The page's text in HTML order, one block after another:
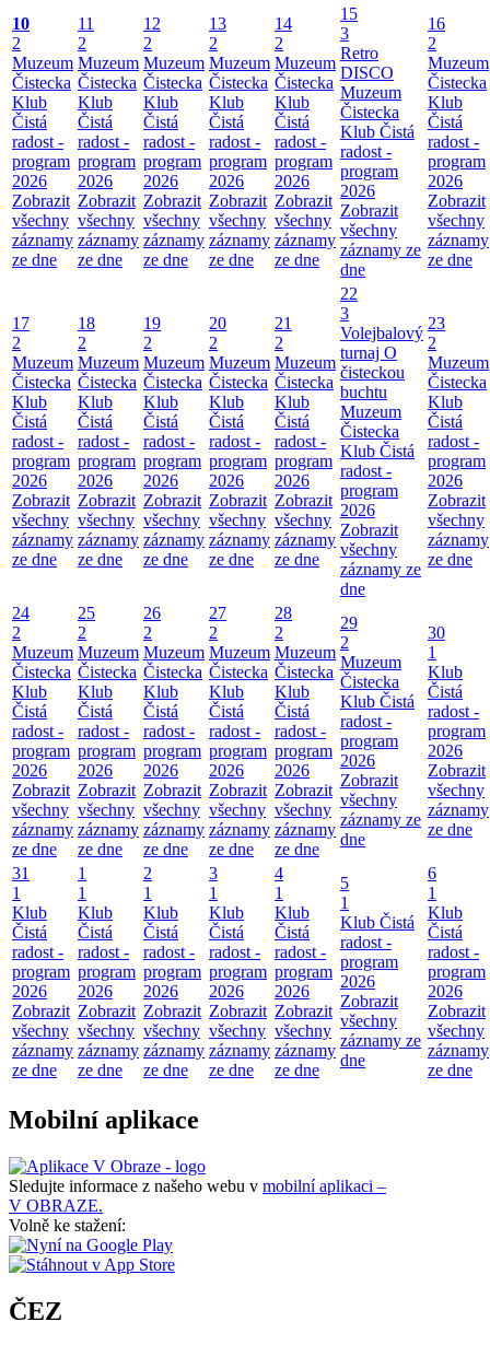
10
2
Muzeum
Čistecka
Klub
Čistá
radost -
program
2026
Zobrazit
všechny
záznamy
ze dne
11
2
Muzeum
Čistecka
Klub
Čistá
radost -
program
2026
Zobrazit
všechny
záznamy
ze dne
12
2
Muzeum
Čistecka
Klub
Čistá
radost -
program
2026
Zobrazit
všechny
záznamy
ze dne
13
2
Muzeum
Čistecka
Klub
Čistá
radost -
program
2026
Zobrazit
všechny
záznamy
ze dne
14
2
Muzeum
Čistecka
Klub
Čistá
radost -
program
2026
Zobrazit
všechny
záznamy
ze dne
15
3
Retro
DISCO
Muzeum
Čistecka
Klub Čistá
radost -
program
2026
Zobrazit
všechny
záznamy ze
dne
16
2
Muzeum
Čistecka
Klub
Čistá
radost -
program
2026
Zobrazit
všechny
záznamy
ze dne
17
2
Muzeum
Čistecka
Klub
Čistá
radost -
program
2026
Zobrazit
všechny
záznamy
ze dne
18
2
Muzeum
Čistecka
Klub
Čistá
radost -
program
2026
Zobrazit
všechny
záznamy
ze dne
19
2
Muzeum
Čistecka
Klub
Čistá
radost -
program
2026
Zobrazit
všechny
záznamy
ze dne
20
2
Muzeum
Čistecka
Klub
Čistá
radost -
program
2026
Zobrazit
všechny
záznamy
ze dne
21
2
Muzeum
Čistecka
Klub
Čistá
radost -
program
2026
Zobrazit
všechny
záznamy
ze dne
22
3
Volejbalový
turnaj O
čisteckou
buchtu
Muzeum
Čistecka
Klub Čistá
radost -
program
2026
Zobrazit
všechny
záznamy ze
dne
23
2
Muzeum
Čistecka
Klub
Čistá
radost -
program
2026
Zobrazit
všechny
záznamy
ze dne
24
2
Muzeum
Čistecka
Klub
Čistá
radost -
program
2026
Zobrazit
všechny
záznamy
ze dne
25
2
Muzeum
Čistecka
Klub
Čistá
radost -
program
2026
Zobrazit
všechny
záznamy
ze dne
26
2
Muzeum
Čistecka
Klub
Čistá
radost -
program
2026
Zobrazit
všechny
záznamy
ze dne
27
2
Muzeum
Čistecka
Klub
Čistá
radost -
program
2026
Zobrazit
všechny
záznamy
ze dne
28
2
Muzeum
Čistecka
Klub
Čistá
radost -
program
2026
Zobrazit
všechny
záznamy
ze dne
29
2
Muzeum
Čistecka
Klub Čistá
radost -
program
2026
Zobrazit
všechny
záznamy ze
dne
30
1
Klub
Čistá
radost -
program
2026
Zobrazit
všechny
záznamy
ze dne
31
1
Klub
Čistá
radost -
program
2026
Zobrazit
všechny
záznamy
ze dne
1
1
Klub
Čistá
radost -
program
2026
Zobrazit
všechny
záznamy
ze dne
2
1
Klub
Čistá
radost -
program
2026
Zobrazit
všechny
záznamy
ze dne
3
1
Klub
Čistá
radost -
program
2026
Zobrazit
všechny
záznamy
ze dne
4
1
Klub
Čistá
radost -
program
2026
Zobrazit
všechny
záznamy
ze dne
5
1
Klub Čistá
radost -
program
2026
Zobrazit
všechny
záznamy ze
dne
6
1
Klub
Čistá
radost -
program
2026
Zobrazit
všechny
záznamy
ze dne
Mobilní aplikace
Sledujte informace z našeho webu v mobilní aplikaci –
V OBRAZE.
Volně ke stažení:
ČEZ